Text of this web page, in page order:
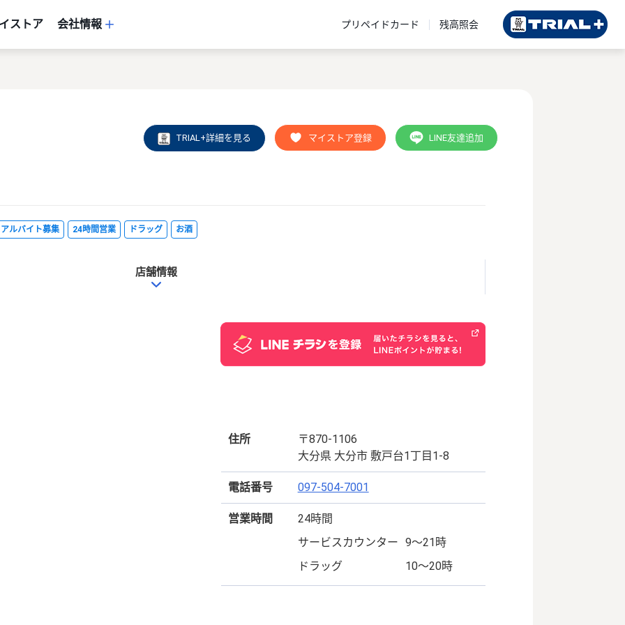
ストア 会社情報 プリペイドカード 残高照会
ルバイト募集 24時間営業 ドラッグ お酒
TRIAL+詳細を見る マイストア登録 LINE友達追加
店舗情報
住所
〒870-1106
大分県 大分市 敷戸台1丁目1-8
電話番号 097-504-7001
営業時間
24時間
サービスカウンター 9～21時
ドラッグ
10～20時